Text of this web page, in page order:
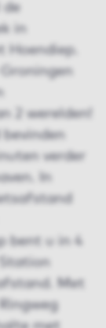
in
Hoendiep.
2 werelden!
verder
In
bent u in 4
Met